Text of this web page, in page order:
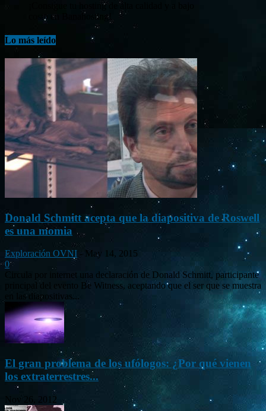
¡Consigue tu hosting de alta calidad y a bajo
costo en Banahosting!
Lo más leído
Donald Schmitt acepta que la diapositiva de Roswell
es una momia
Exploración OVNI - May 14, 2015
0
Circula por internet una declaración de Donald Schmitt, participante
principal del evento Be Witness, aceptando que el ser que se muestra
en las diapositivas...
El gran problema de los ufólogos: ¿Por qué vienen
los extraterrestres...
Nov 26, 2012